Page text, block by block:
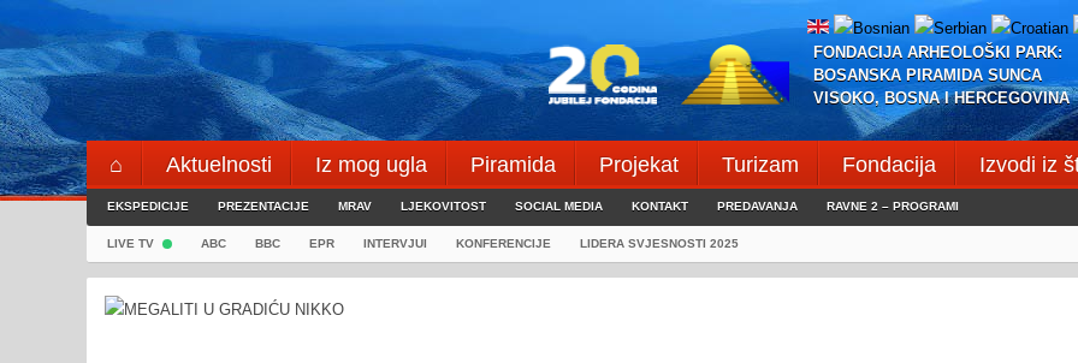
Skip
to
content
FONDACIJA ARHEOLOŠKI PARK:
BOSANSKA PIRAMIDA SUNCA
VISOKO, BOSNA I HERCEGOVINA
⌂ Aktuelnosti Iz mog ugla Piramida Projekat Turizam Fondacija Izvodi iz
Blogeri
⌖
EKSPEDICIJE PREZENTACIJE MRAV LJEKOVITOST SOCIAL MEDIA KONTAKT PREDAVANJA RAVNE 2 – PROGRAMI
LIVE TV ABC BBC EPR INTERVJUI KONFERENCIJE LIDERA SVJESNOSTI 2025